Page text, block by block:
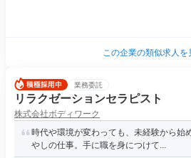
この企業の類似求人を
業務委託
リラクゼーションセラピスト
株式会社ボディワーク
時代や環境が変わっても、未経験から始
やしの仕事。手に職を身につけて...